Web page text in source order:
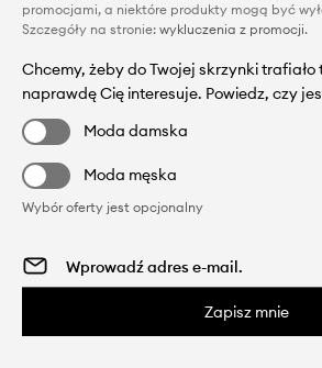
promocjami, a niektóre produkty mogą być
Szczegóły na stronie: wykluczenia z promocji.
Chcemy, żeby do Twojej skrzynki trafiało
naprawdę Cię interesuje. Powiedz, czy
Moda damska
Moda męska
Wybór oferty jest opcjonalny
Zapisz mnie